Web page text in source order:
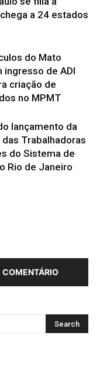
a 24 estados
do Mato
de ADI
criação de
no MPMT
lançamento da
Trabalhadoras
do Sistema de
Rio de Janeiro
COMENTÁRIO